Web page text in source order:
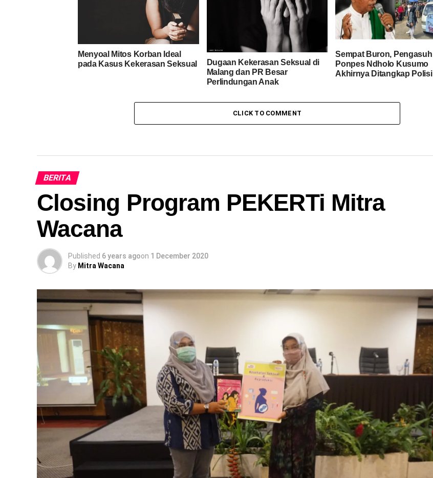
Menyoal Mitos Korban Ideal
pada Kasus Kekerasan Seksual
Dugaan Kekerasan Seksual di
Malang dan PR Besar
Perlindungan Anak
Sempat Buron, Pengasuh
Ponpes Ndholo Kusumo
Akhirnya Ditangkap Polisi
CLICK TO COMMENT
BERITA
Closing Program PEKERTi Mitra
Wacana
Published 6 years agoon 1 December 2020
By Mitra Wacana